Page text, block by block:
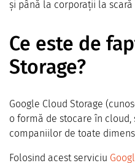
și până la corporații la scară
Ce este de
Storage?
Google Cloud Storage
o formă de stocare în
companiilor de toate
Folosind acest serviciu